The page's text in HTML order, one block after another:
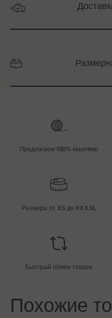
Предлагаем 100% кашемир
Размеры от XS до XXXXL
Быстрый обмен товара
Похожие